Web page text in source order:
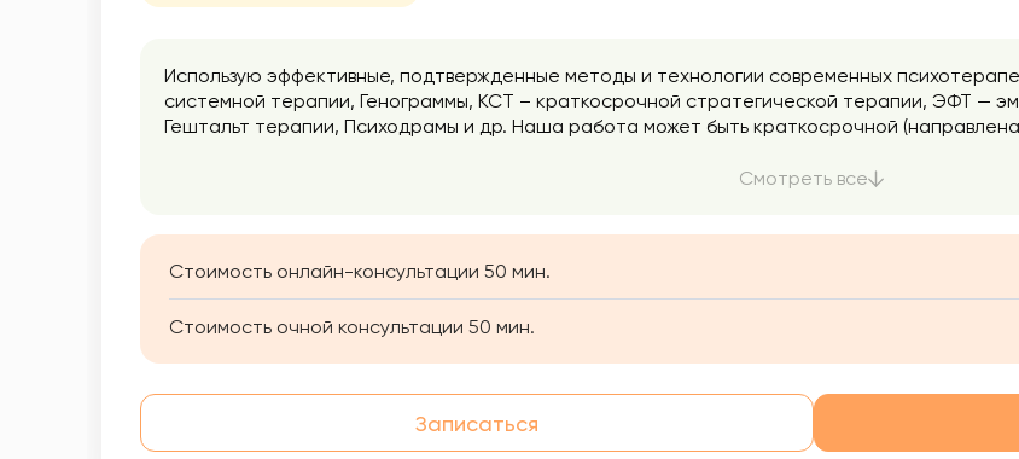
Использую эффективные, подтвержденные методы и технологии современных
системной терапии, Генограммы, КСТ – краткосрочной стратегической терапии, ЭФТ —
Гештальт терапии, Психодрамы и др. Наша работа может быть краткосрочной
Я даю своим клиентам поддержку и принятие, помогаю посмотреть на проблему с разных
Смотреть все
Стоимость онлайн-консультации 50 мин.
Стоимость очной консультации 50 мин.
Записаться